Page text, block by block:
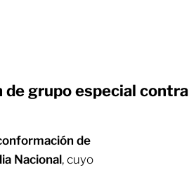
de grupo especial contra
de
Nacional, cuyo